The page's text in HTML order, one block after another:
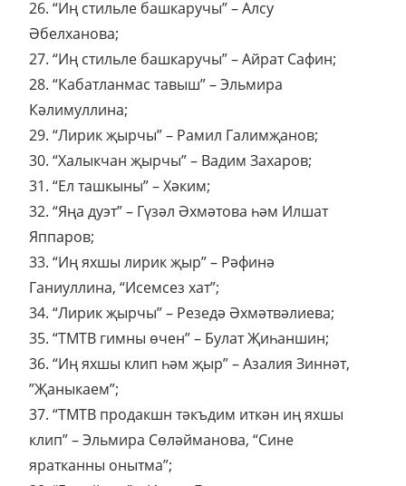
26. “Иң стильле башкаручы” – Алсу
Әбелханова;
27. “Иң стильле башкаручы” – Айрат Сафин;
28. “Кабатланмас тавыш” – Эльмира
Кәлимуллина;
29. “Лирик җырчы” – Рамил Галимҗанов;
30. “Халыкчан җырчы” – Вадим Захаров;
31. “Ел ташкыны” – Хәким;
32. “Яңа дуэт” – Гүзәл Әхмәтова һәм Илшат
Яппаров;
33. “Иң яхшы лирик җыр” – Рәфинә
Ганиуллина, “Исемсез хат”;
34. “Лирик җырчы” – Резедә Әхмәтвәлиева;
35. “ТМТВ гимны өчен” – Булат Җиһаншин;
36. “Иң яхшы клип һәм җыр” – Азалия Зиннәт,
”Җаныкаем”;
37. “ТМТВ продакшн тәкъдим иткән иң яхшы
клип” – Эльмира Сөләйманова, “Сине
яратканны онытма”;